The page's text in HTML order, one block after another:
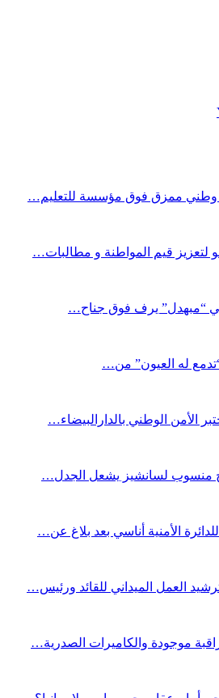
وطني ممزق فوق مؤسسة للتعليم…
لتعزيز قيم المواطنة و مطالبات…
“مبهدل” يرف فوق جناح…
له العيون” من…
الأمن الوطني بالدارالبيضاء…
منسوب لسانشيز يشعل الجدل…
الأمنية أناسي بعد بلاغ عن…
العمل الميداني للقائد ورئيس…
موجودة والكاميرات الصدرية…